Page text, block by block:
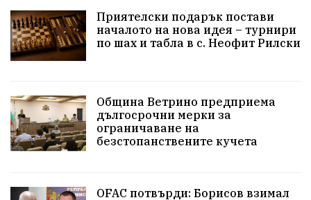
Здравословно Изкуство Заедно за България
Актуално Образователно
Красиво Ветрино защитниците
Детски лагер Вяра Евроатлантизъм
Приятелски подарък постави
началото на нова идея – турнири
по шах и табла в с. Неофит Рилски
Община Ветрино предприема
дългосрочни мерки за
ограничаване на
безстопанствените кучета
OFAC потвърди: Борисов взимал